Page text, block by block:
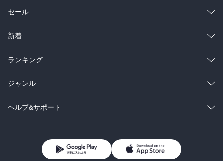
人も殺さないし、冷徹さがないし。
女の子に痛々しさがないから、読みやすいですよ。生ぬるさは感
死闘の最中のはずなのになるだけ殺したくないと思っているあたり
総合
ラノベ
雑誌・グラビア
BL・TL
セール
総合
ラノベ
雑誌・グラビア
BL・TL
新着
総合
ラノベ
雑誌・グラビア
ランキング
総合
ラノベ
ジャンル
コミック
ライトノベル 男子向けラノベ
ヘルプ&サポート
よくあるご質問 お問い合わせ